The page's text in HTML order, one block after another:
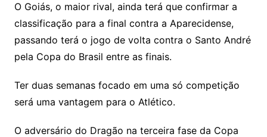
O Goiás, o maior rival, ainda terá que confirmar a
classificação para a final contra a Aparecidense,
passando terá o jogo de volta contra o Santo André
pela Copa do Brasil entre as finais.
Ter duas semanas focado em uma só competição
será uma vantagem para o Atlético.
O adversário do Dragão na terceira fase da Copa